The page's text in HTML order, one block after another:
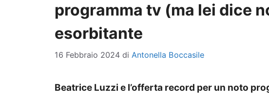
programma tv (ma lei dice
esorbitante
16 Febbraio 2024 di Antonella Boccasile
Beatrice Luzzi e l’offerta record per un noto